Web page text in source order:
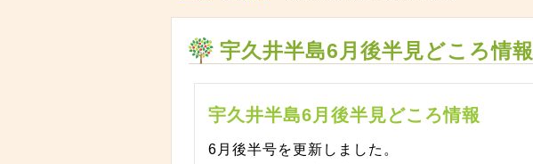
宇久井半島6月後半見どころ情報
宇久井半島6月後半見どころ情報
6月後半号を更新しました。